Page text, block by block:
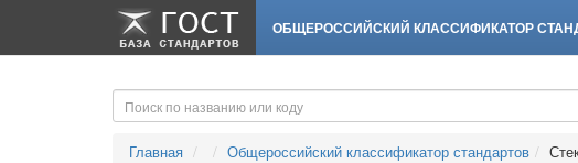
ОБЩЕРОССИЙСКИЙ КЛАССИФИКАТОР
Главная Общероссийский классификатор стандартов